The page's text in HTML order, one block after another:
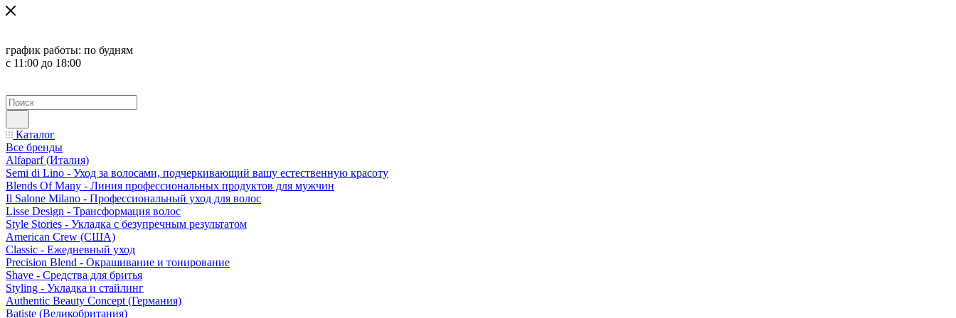
график работы: по будням
с 11:00 до 18:00
Каталог
Все бренды
Alfaparf (Италия)
Semi di Lino - Уход за волосами, подчеркивающий вашу естественную красоту
Blends Of Many - Линия профессиональных продуктов для мужчин
Il Salone Milano - Профессиональный уход для волос
Lisse Design - Трансформация волос
Style Stories - Укладка с безупречным результатом
American Crew (США)
Classic - Ежедневный уход
Precision Blend - Окрашивание и тонирование
Shave - Средства для бритья
Styling - Укладка и стайлинг
Authentic Beauty Concept (Германия)
Batiste (Великобритания)